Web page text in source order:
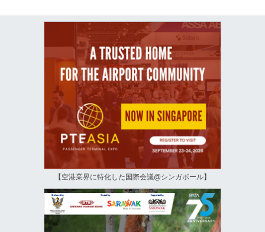
【空港業界に特化した国際会議@シンガポール】